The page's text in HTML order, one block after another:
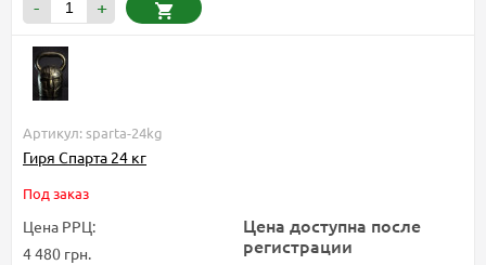
- +
Артикул: sparta-24kg
Гиря Спарта 24 кг
Под заказ
Цена РРЦ:
4 480 грн.
Цена доступна после
регистрации